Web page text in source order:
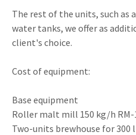
The rest of the units, such as
water tanks, we offer as
client's choice.
Cost of equipment:
Base equipment
Roller malt mill 150 kg/h RM-
Two-units brewhouse for 300